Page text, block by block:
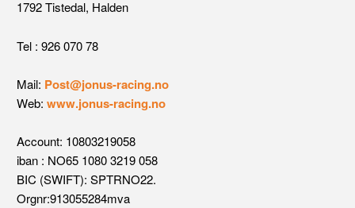
1792 Tistedal, Halden
Tel : 926 070 78
Mail: Post@jonus-racing.no
Web: www.jonus-racing.no
Account: 10803219058
iban : NO65 1080 3219 058
BIC (SWIFT): SPTRNO22.
Orgnr:913055284mva